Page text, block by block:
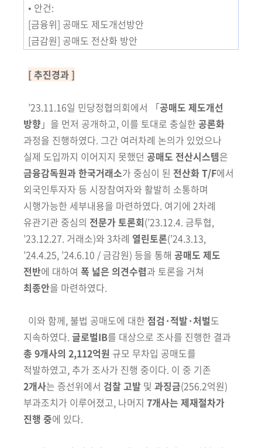
• 안건:
[금융위] 공매도 제도개선방안
[금감원] 공매도 전산화 방안
[ 추진경과 ]
’23.11.16일 민당정협의회에서 「공매도 제도개선
방향」을 먼저 공개하고, 이를 토대로 충실한 공론화
과정을 진행하였다. 그간 여러차례 논의가 있었으나
실제 도입까지 이어지지 못했던 공매도 전산시스템은
금융감독원과한국거래소가 중심이 된 전산화 T/F에서
외국인투자자 등 시장참여자와 활발히 소통하며
시행가능한 세부내용을 마련하였다. 여기에 2차례
유관기관 중심의 전문가 토론회(’23.12.4. 금투협,
’23.12.27. 거래소)와 3차례 열린토론(’24.3.13,
’24.4.25, ’24.6.10 / 금감원) 등을 통해 공매도 제도
전반에 대하여 폭 넓은 의견수렴과 토론을 거쳐
최종안을 마련하였다.
이와 함께, 불법 공매도에 대한 점검·적발·처벌도
지속하였다. 글로벌IB를 대상으로 조사를 진행한 결과
총 9개사의 2,112억원 규모 무차입 공매도를
적발하였고, 추가 조사가 진행 중이다. 이 중 기존
2개사는 증선위에서 검찰고발 및 과징금(256.2억원)
부과조치가 이루어졌고, 나머지 7개사는 제재절차가
진행 중에 있다.